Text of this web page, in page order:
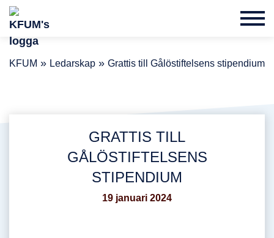
KFUM » Ledarskap » Grattis till Gålöstiftelsens stipendium
GRATTIS TILL
GÅLÖSTIFTELSENS
STIPENDIUM
19 januari 2024